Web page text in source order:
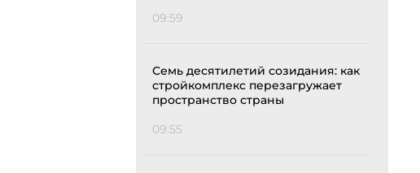
09:59
Семь десятилетий созидания: как
стройкомплекс перезагружает
пространство страны
09:55